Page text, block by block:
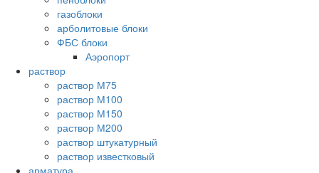
газоблоки
арболитовые блоки
ФБС блоки
Аэропорт
раствор
раствор М75
раствор М100
раствор М150
раствор М200
раствор штукатурный
раствор известковый
арматура